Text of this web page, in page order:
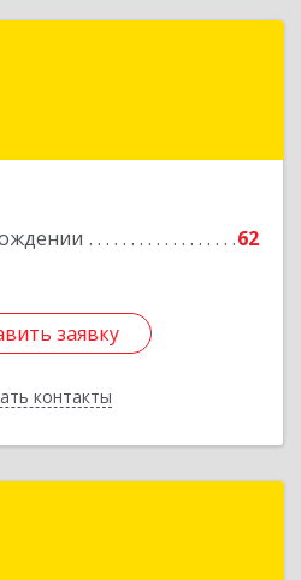
62
заявку
контакты
обл, Дзержинск г,
заявку
Назад